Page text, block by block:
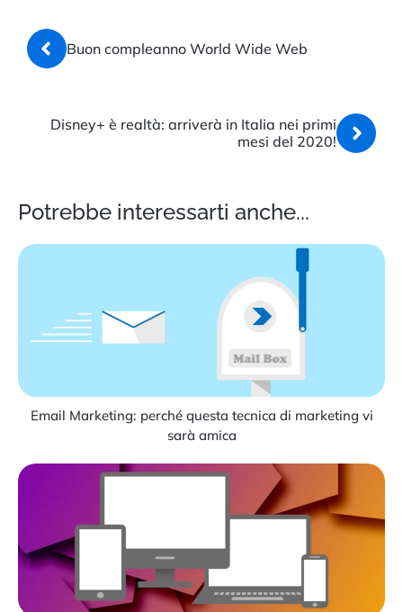
Buon compleanno World Wide Web
Disney+ è realtà: arriverà in Italia nei primi
mesi del 2020!
Potrebbe interessarti anche...
Email Marketing: perché questa tecnica di marketing vi
sarà amica